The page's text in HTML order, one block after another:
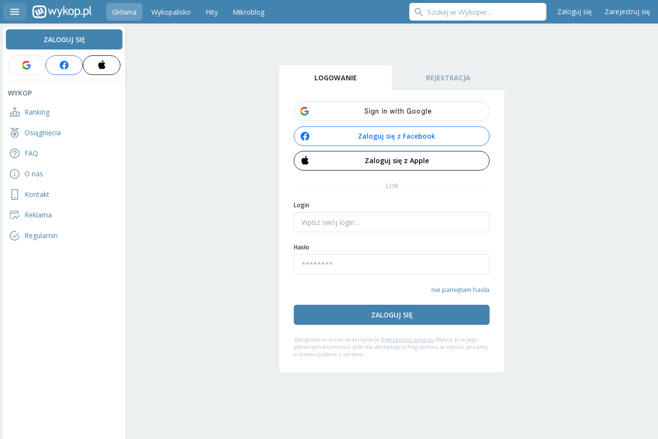
Główna Wykopalisko Hity Mikroblog Zaloguj się Zarejestruj się
ZALOGUJ SIĘ
WYKOP
Ranking
Osiągnięcia
FAQ
O nas
Kontakt
Reklama
Regulamin
LOGOWANIE REJESTRACJA
Zaloguj się z Facebook
Zaloguj się z Apple
LUB
Login
Hasło
nie pamiętam hasła
ZALOGUJ SIĘ
Zalogowanie oznacza akceptację Regulaminu serwisu Wykop.pl w jego
aktualnym brzmieniu. Jeśli nie akceptujesz Regulaminu w całości, prosimy
o niekorzystanie z serwisu.